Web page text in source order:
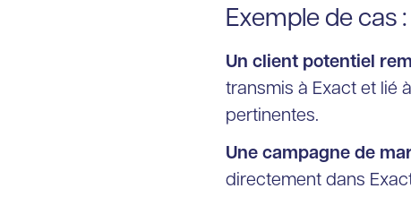
Exemple de cas :
Un client potentiel
transmis à Exact et lié
pertinentes.
Une campagne de
directement dans